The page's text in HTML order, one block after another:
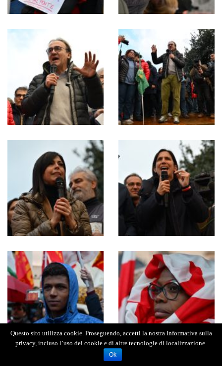
Questo sito utilizza cookie. Proseguendo, accetti la nostra Informativa sulla
privacy, incluso l’uso dei cookie e di altre tecnologie di localizzazione.
Ok